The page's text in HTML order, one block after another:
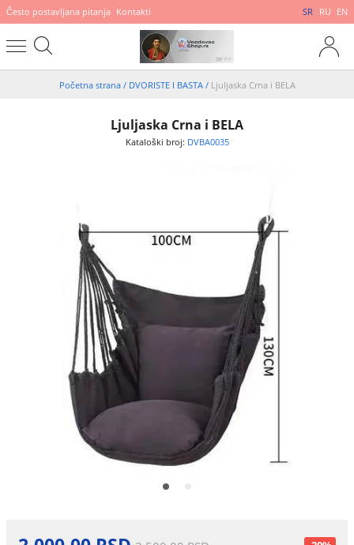
Često postavljana pitanja Kontakti SR RU EN
Početna strana / DVORISTE I BASTA / Ljuljaska Crna i BELA
Ljuljaska Crna i BELA
Kataloški broj: DVBA0035